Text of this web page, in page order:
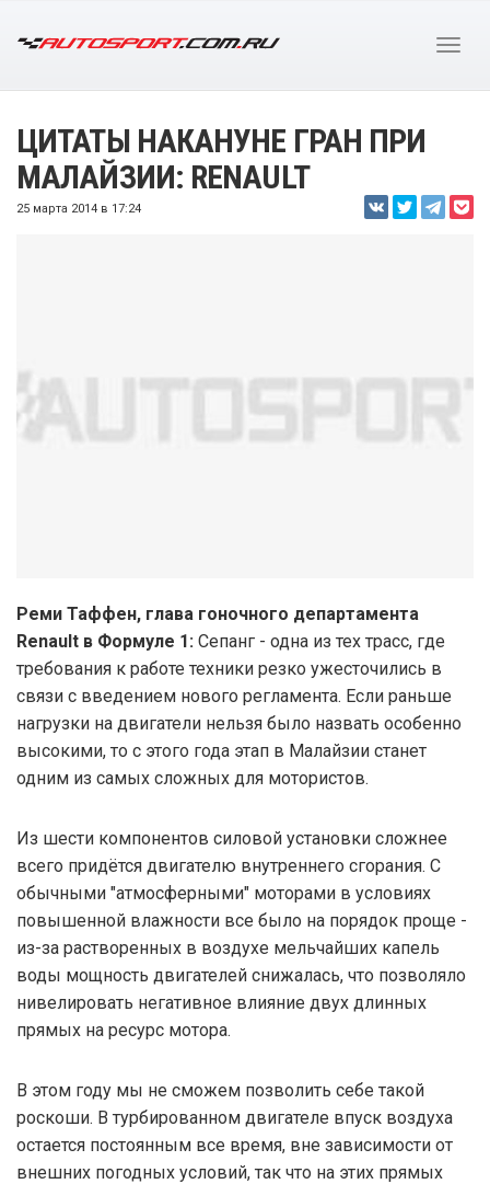
ЦИТАТЫ НАКАНУНЕ ГРАН ПРИ
МАЛАЙЗИИ: RENAULT
25 марта 2014 в 17:24
Реми Таффен, глава гоночного департамента
Renault в Формуле 1: Сепанг - одна из тех трасс, где
требования к работе техники резко ужесточились в
связи с введением нового регламента. Если раньше
нагрузки на двигатели нельзя было назвать особенно
высокими, то с этого года этап в Малайзии станет
одним из самых сложных для мотористов.
Из шести компонентов силовой установки сложнее
всего придётся двигателю внутреннего сгорания. С
обычными "атмосферными" моторами в условиях
повышенной влажности все было на порядок проще -
из-за растворенных в воздухе мельчайших капель
воды мощность двигателей снижалась, что позволяло
нивелировать негативное влияние двух длинных
прямых на ресурс мотора.
В этом году мы не сможем позволить себе такой
роскоши. В турбированном двигателе впуск воздуха
остается постоянным все время, вне зависимости от
внешних погодных условий, так что на этих прямых